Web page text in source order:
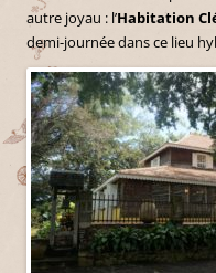
autre joyau : l’Habitation
demi-journée dans ce lieu